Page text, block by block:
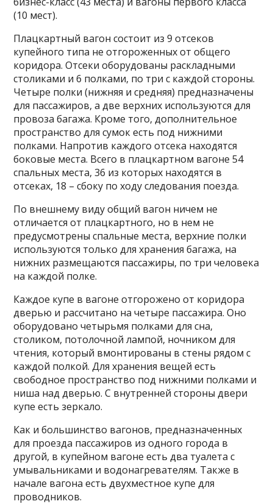
(10 мест).
Плацкартный вагон состоит из 9 отсеков
купейного типа не отгороженных от общего
коридора. Отсеки оборудованы раскладными
столиками и 6 полками, по три с каждой стороны.
Четыре полки (нижняя и средняя) предназначены
для пассажиров, а две верхних используются для
провоза багажа. Кроме того, дополнительное
пространство для сумок есть под нижними
полками. Напротив каждого отсека находятся
боковые места. Всего в плацкартном вагоне 54
спальных места, 36 из которых находятся в
отсеках, 18 – сбоку по ходу следования поезда.
По внешнему виду общий вагон ничем не
отличается от плацкартного, но в нем не
предусмотрены спальные места, верхние полки
используются только для хранения багажа, на
нижних размещаются пассажиры, по три человека
на каждой полке.
Каждое купе в вагоне отгорожено от коридора
дверью и рассчитано на четыре пассажира. Оно
оборудовано четырьмя полками для сна,
столиком, потолочной лампой, ночником для
чтения, который вмонтированы в стены рядом с
каждой полкой. Для хранения вещей есть
свободное пространство под нижними полками и
ниша над дверью. С внутренней стороны двери
купе есть зеркало.
Как и большинство вагонов, предназначенных
для проезда пассажиров из одного города в
другой, в купейном вагоне есть два туалета с
умывальниками и водонагревателям. Также в
начале вагона есть двухместное купе для
проводников.